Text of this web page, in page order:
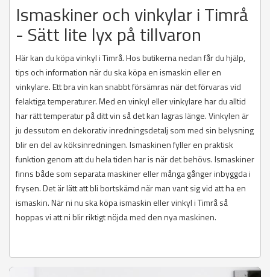
Ismaskiner och vinkylar i Timrå
- Sätt lite lyx på tillvaron
Här kan du köpa vinkyl i Timrå. Hos butikerna nedan får du hjälp,
tips och information när du ska köpa en ismaskin eller en
vinkylare. Ett bra vin kan snabbt försämras när det förvaras vid
felaktiga temperaturer. Med en vinkyl eller vinkylare har du alltid
har rätt temperatur på ditt vin så det kan lagras länge. Vinkylen är
ju dessutom en dekorativ inredningsdetalj som med sin belysning
blir en del av köksinredningen. Ismaskinen fyller en praktisk
funktion genom att du hela tiden har is när det behövs. Ismaskiner
finns både som separata maskiner eller många gånger inbyggda i
frysen. Det är lätt att bli bortskämd när man vant sig vid att ha en
ismaskin. När ni nu ska köpa ismaskin eller vinkyl i Timrå så
hoppas vi att ni blir riktigt nöjda med den nya maskinen.